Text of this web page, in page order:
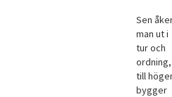
Sen
man ut i
tur och
ordning,
till
bygger